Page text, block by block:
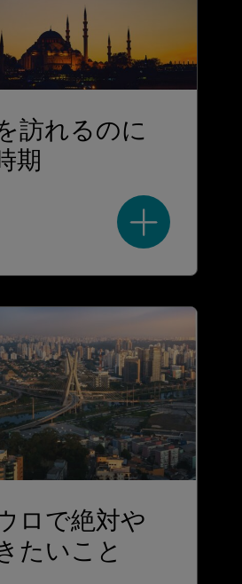
訪れるのに
期
ロで絶対や
たいこと